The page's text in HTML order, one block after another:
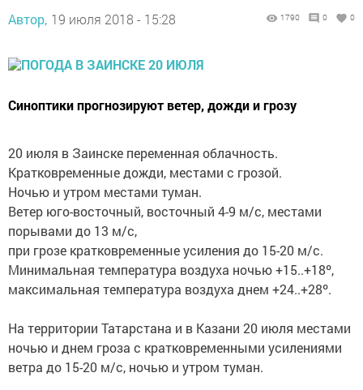
Автор, 19 июля 2018 - 15:28 1790 0 0
Синоптики прогнозируют ветер, дожди и грозу
20 июля в Заинске переменная облачность.
Кратковременные дожди, местами с грозой.
Ночью и утром местами туман.
Ветер юго-восточный, восточный 4-9 м/с, местами
порывами до 13 м/с,
при грозе кратковременные усиления до 15-20 м/с.
Минимальная температура воздуха ночью +15..+18º,
максимальная температура воздуха днем +24..+28º.
На территории Татарстана и в Казани 20 июля местами
ночью и днем гроза с кратковременными усилениями
ветра до 15-20 м/с, ночью и утром туман.